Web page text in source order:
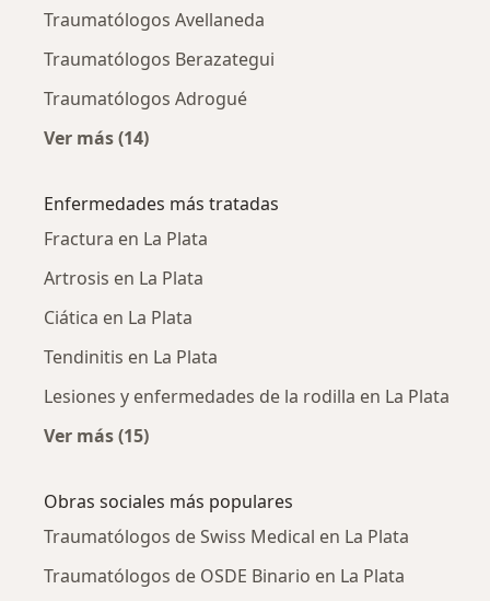
Traumatólogos Avellaneda
Traumatólogos Berazategui
Traumatólogos Adrogué
Ver más (14)
Enfermedades más tratadas
Fractura en La Plata
Artrosis en La Plata
Ciática en La Plata
Tendinitis en La Plata
Lesiones y enfermedades de la rodilla en La Plata
Ver más (15)
Obras sociales más populares
Traumatólogos de Swiss Medical en La Plata
Traumatólogos de OSDE Binario en La Plata